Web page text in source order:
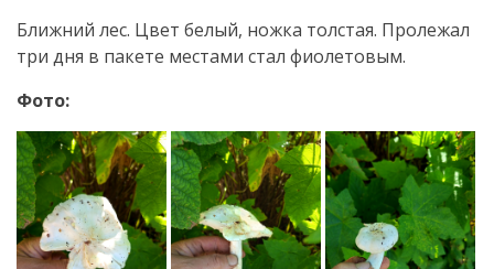
Ближний лес. Цвет белый, ножка толстая. Пролежал
три дня в пакете местами стал фиолетовым.
Фото: